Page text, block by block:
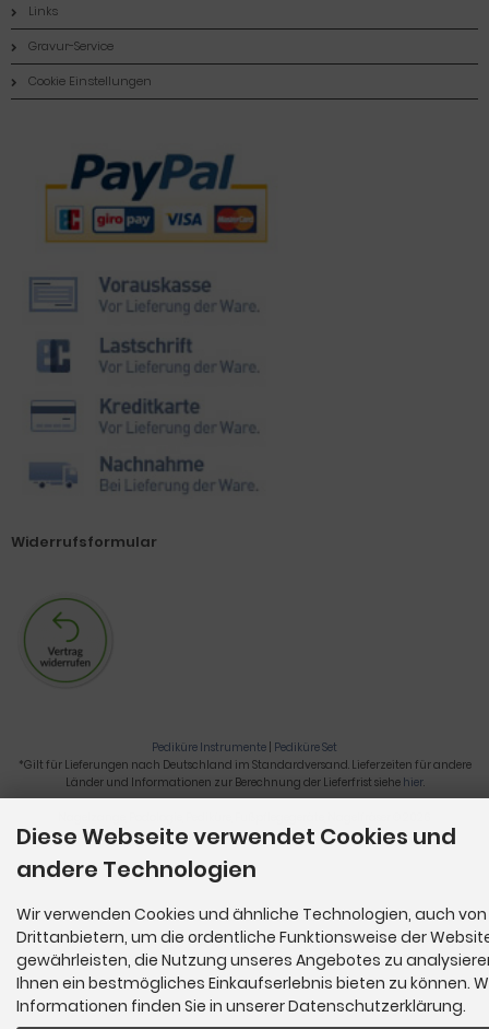
Links
Gravur-Service
Cookie Einstellungen
Zahlungsmethoden
Widerrufsformular
Pediküre Instrumente | Pediküre Set
*Gilt für Lieferungen nach Deutschland im Standardversand. Lieferzeiten für andere
Länder und Informationen zur Berechnung der Lieferfrist siehe hier.
Diese Webseite verwendet Cookies und
andere Technologien
Wir verwenden Cookies und ähnliche Technologien, auch von
Drittanbietern, um die ordentliche Funktionsweise der
gewährleisten, die Nutzung unseres Angebotes zu
Ihnen ein bestmögliches Einkaufserlebnis bieten zu können.
Informationen finden Sie in unserer Datenschutzerklärung.